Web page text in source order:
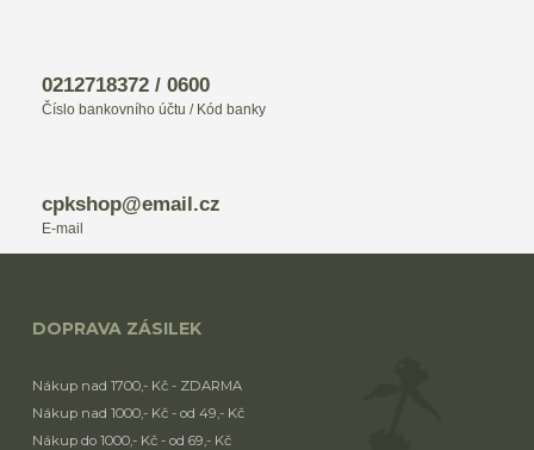
0212718372 / 0600
Číslo bankovního účtu / Kód banky
cpkshop@email.cz
E-mail
DOPRAVA ZÁSILEK
Nákup nad 1700,- Kč - ZDARMA
Nákup nad 1000,- Kč - od 49,- Kč
Nákup do 1000,- Kč - od 69,- Kč